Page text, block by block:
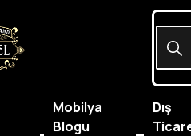
Mobilya
Blogu
Dış